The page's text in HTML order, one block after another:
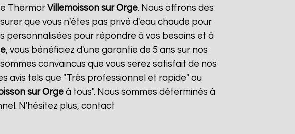
Thermor Villemoisson sur Orge. Nous offrons des
que vous n'êtes pas privé d'eau chaude pour
personnalisées pour répondre à vos besoins et à
, vous bénéficiez d'une garantie de 5 ans sur nos
convaincus que vous serez satisfait de nos
avis tels que "Très professionnel et rapide" ou
sur Orge à tous". Nous sommes déterminés à
N'hésitez plus, contact